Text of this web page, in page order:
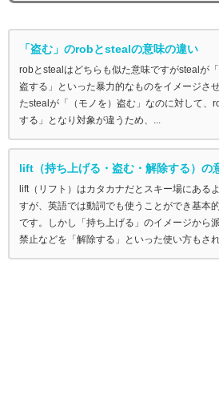
「盗む」のrobとstealの意味の違い
robとstealはどちらも似た意味ですがstealが
盗する」といった暴力的なものをイメージさ
たstealが「（モノを）盗む」なのに対して、
する」となり対象が違うため、...
lift（持ち上げる・盗む・解除する）の
lift（リフト）はカタカナだとスキー場にある
すが、英語では動詞でも使うことができ基本
です。しかし「持ち上げる」のイメージから
禁止などを「解除する」といった使い方もさ